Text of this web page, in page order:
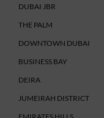
DUBAI JBR
THE PALM
DOWNTOWN DUBAI
BUSINESS BAY
DEIRA
JUMEIRAH DISTRICT